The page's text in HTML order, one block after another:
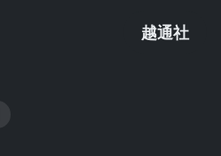
越通社